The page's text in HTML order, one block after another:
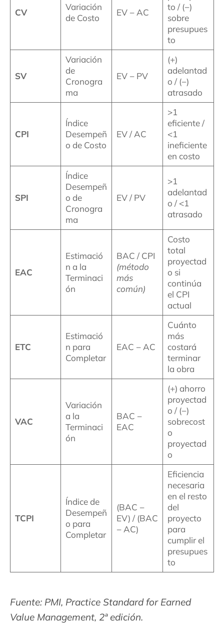
CV
Variación
de Costo
EV − AC
to / (−)
sobre
presupues
to
SV
Variación
de
Cronogra
ma
EV − PV
(+)
adelantad
o / (−)
atrasado
CPI
Índice
Desempeñ
o de Costo
EV / AC
>1
eficiente /
<1
ineficiente
en costo
SPI
Índice
Desempeñ
o de
Cronogra
ma
EV / PV
>1
adelantad
o / <1
atrasado
EAC
Estimació
n a la
Terminaci
ón
BAC / CPI
(método
más
común)
Costo
total
proyectad
o si
continúa
el CPI
actual
ETC
Estimació
n para
Completar
EAC − AC
Cuánto
más
costará
terminar
la obra
VAC
Variación
a la
Terminaci
ón
BAC −
EAC
(+) ahorro
proyectad
o / (−)
sobrecost
o
proyectad
o
TCPI
Índice de
Desempeñ
o para
Completar
(BAC −
EV) / (BAC
− AC)
Eficiencia
necesaria
en el resto
del
proyecto
para
cumplir el
presupues
to
Fuente: PMI, Practice Standard for Earned
Value Management, 2ª edición.